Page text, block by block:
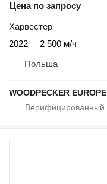
Цена по запросу
Харвестер
2022
2 500 м/ч
Польша
WOODPECKER EUROPE